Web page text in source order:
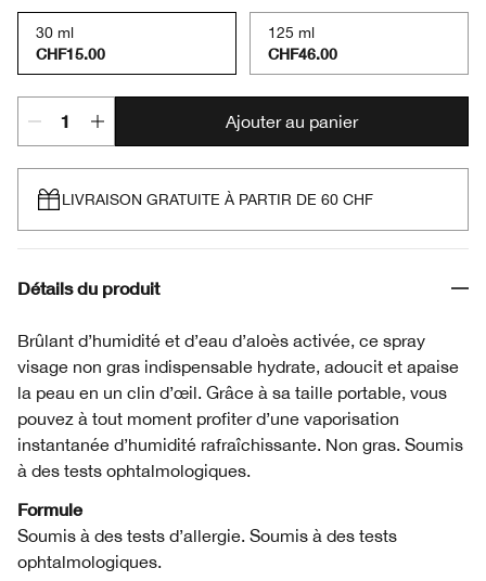
30 ml
CHF15.00
125 ml
CHF46.00
Ajouter au panier
LIVRAISON GRATUITE À PARTIR DE 60 CHF
Détails du produit
Brûlant d’humidité et d’eau d’aloès activée, ce spray
visage non gras indispensable hydrate, adoucit et apaise
la peau en un clin d’œil. Grâce à sa taille portable, vous
pouvez à tout moment profiter d’une vaporisation
instantanée d’humidité rafraîchissante. Non gras. Soumis
à des tests ophtalmologiques.
Formule
Soumis à des tests d’allergie. Soumis à des tests
ophtalmologiques.